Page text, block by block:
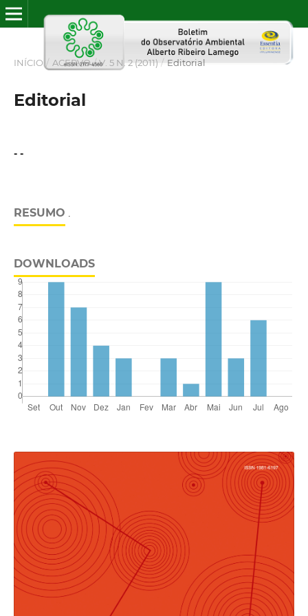
INÍCIO / ACERVO / V. 5 N. 2 (2011) / Editorial
Editorial
- -
RESUMO .
DOWNLOADS